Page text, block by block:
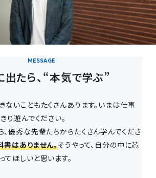
出たら、“本気で学ぶ”
いこともたくさんあります。いまは仕事
り遊んでください。
、優秀な先輩たちからたくさん学んでくださ
はありません。そうやって、自分の中に芯
ほしいと思います。